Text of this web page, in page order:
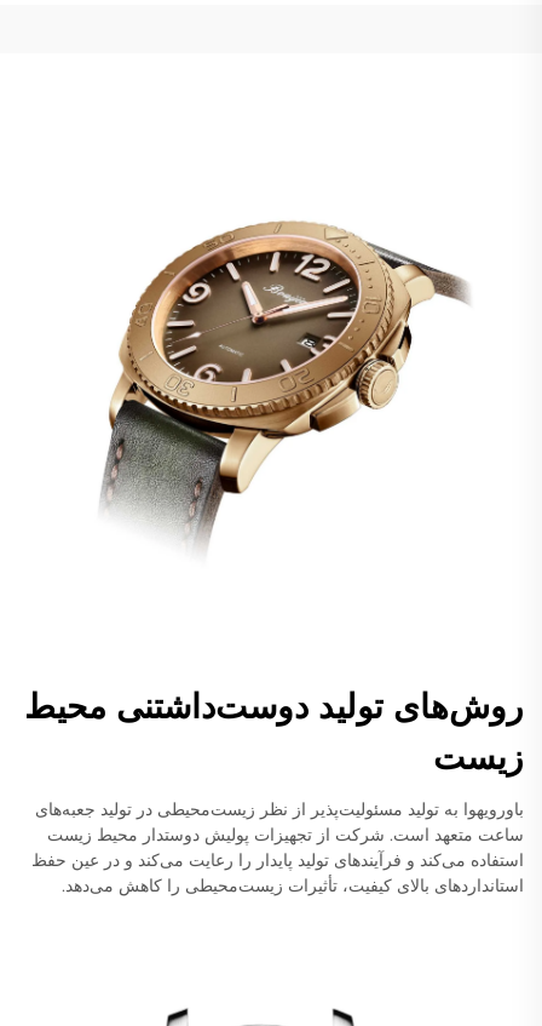
روش‌های تولید دوست‌داشتنی محیط
زیست
باورویهوا به تولید مسئولیت‌پذیر از نظر زیست‌محیطی در تولید جعبه‌های
ساعت متعهد است. شرکت از تجهیزات پولیش دوستدار محیط زیست
استفاده می‌کند و فرآیندهای تولید پایدار را رعایت می‌کند و در عین حفظ
استانداردهای بالای کیفیت، تأثیرات زیست‌محیطی را کاهش می‌دهد.